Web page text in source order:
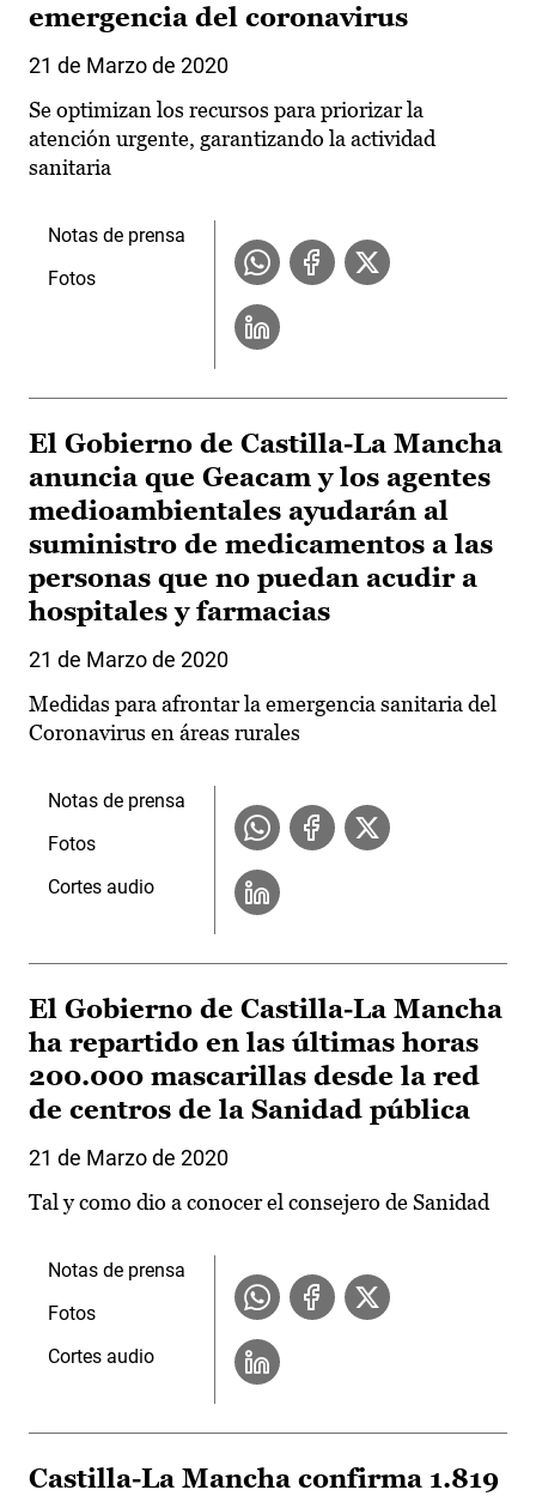
emergencia del coronavirus
21 de Marzo de 2020
Se optimizan los recursos para priorizar la
atención urgente, garantizando la actividad
sanitaria
Notas de prensa
Fotos
El Gobierno de Castilla-La Mancha
anuncia que Geacam y los agentes
medioambientales ayudarán al
suministro de medicamentos a las
personas que no puedan acudir a
hospitales y farmacias
21 de Marzo de 2020
Medidas para afrontar la emergencia sanitaria del
Coronavirus en áreas rurales
Notas de prensa
Fotos
Cortes audio
El Gobierno de Castilla-La Mancha
ha repartido en las últimas horas
200.000 mascarillas desde la red
de centros de la Sanidad pública
21 de Marzo de 2020
Tal y como dio a conocer el consejero de Sanidad
Notas de prensa
Fotos
Cortes audio
Castilla-La Mancha confirma 1.819